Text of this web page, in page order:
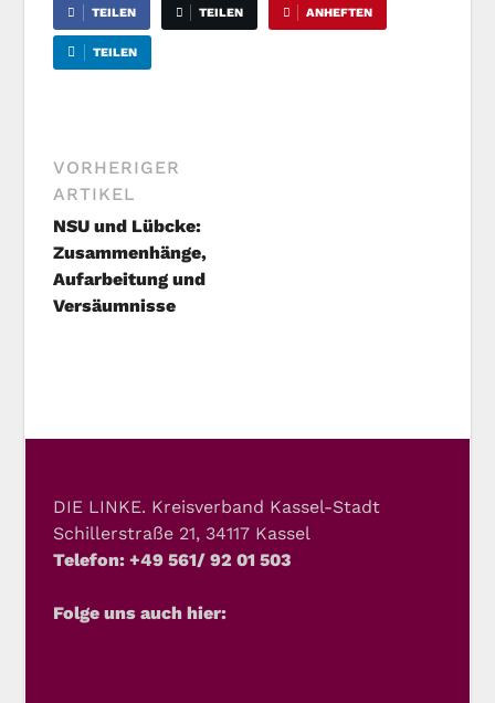
TEILEN TEILEN ANHEFTEN
TEILEN
VORHERIGER
ARTIKEL
NSU und Lübcke:
Zusammenhänge,
Aufarbeitung und
Versäumnisse
DIE LINKE. Kreisverband Kassel-Stadt
Schillerstraße 21, 34117 Kassel
Telefon: +49 561/ 92 01 503
Folge uns auch hier: